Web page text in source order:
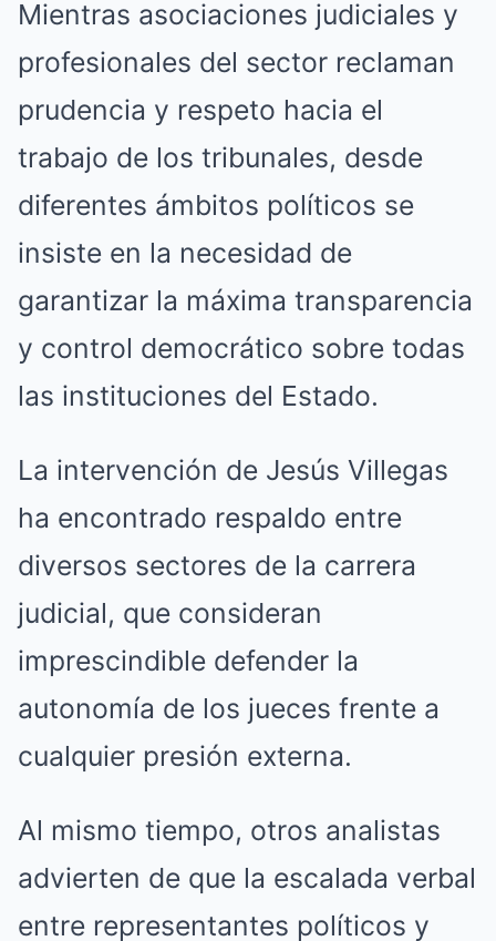
Mientras asociaciones judiciales y
profesionales del sector reclaman
prudencia y respeto hacia el
trabajo de los tribunales, desde
diferentes ámbitos políticos se
insiste en la necesidad de
garantizar la máxima transparencia
y control democrático sobre todas
las instituciones del Estado.
La intervención de Jesús Villegas
ha encontrado respaldo entre
diversos sectores de la carrera
judicial, que consideran
imprescindible defender la
autonomía de los jueces frente a
cualquier presión externa.
Al mismo tiempo, otros analistas
advierten de que la escalada verbal
entre representantes políticos y